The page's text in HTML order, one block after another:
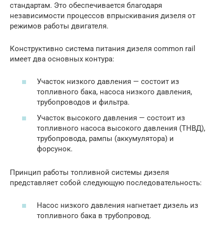
стандартам. Это обеспечивается благодаря
независимости процессов впрыскивания дизеля от
режимов работы двигателя.
Конструктивно система питания дизеля common rail
имеет два основных контура:
Участок низкого давления — состоит из
топливного бака, насоса низкого давления,
трубопроводов и фильтра.
Участок высокого давления — состоит из
топливного насоса высокого давления (ТНВД),
трубопровода, рампы (аккумулятора) и
форсунок.
Принцип работы топливной системы дизеля
представляет собой следующую последовательность:
Насос низкого давления нагнетает дизель из
топливного бака в трубопровод.